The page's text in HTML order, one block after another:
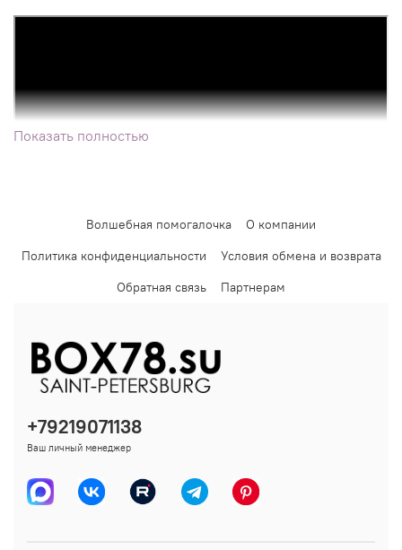
наличии, разные изделия из него, чтобы понять, как
цвет ведет себя при разном освещении, можно
Показать полностью
Волшебная помогалочка
О компании
Политика конфиденциальности
Условия обмена и возврата
Обратная связь
Партнерам
+79219071138
Ваш личный менеджер